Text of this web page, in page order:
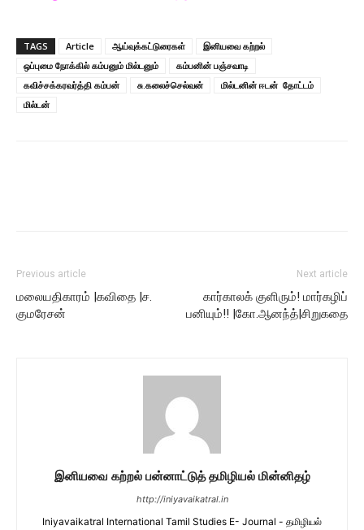
TAGS Article ஆய்வுக்கட்டுரைகள்
இனியவை கற்றல்
ஒப்புமை நோக்கில் கம்பனும் மில்டனும்
கம்பனின் பஞ்சவாடி
கவிச்சக்கரவர்த்தி கம்பன்
சு.கலைச்செல்வன்
மில்டனின் ஈடன் தோட்டம்
மில்டன்
Previous article
மலையதிகாரம் |கவிதை |ச.
குமரேசன்
Next article
கார்காலக் குளிரும்! மார்கழிப்
பனியும்!! |கோ.ஆனந்த்|சிறுகதை
இனியவை கற்றல் பன்னாட்டுத் தமிழியல் மின்னிதழ்
http://iniyavaikatral.in
Iniyavaikatral International Tamil Studies E- Journal - தமிழியல்